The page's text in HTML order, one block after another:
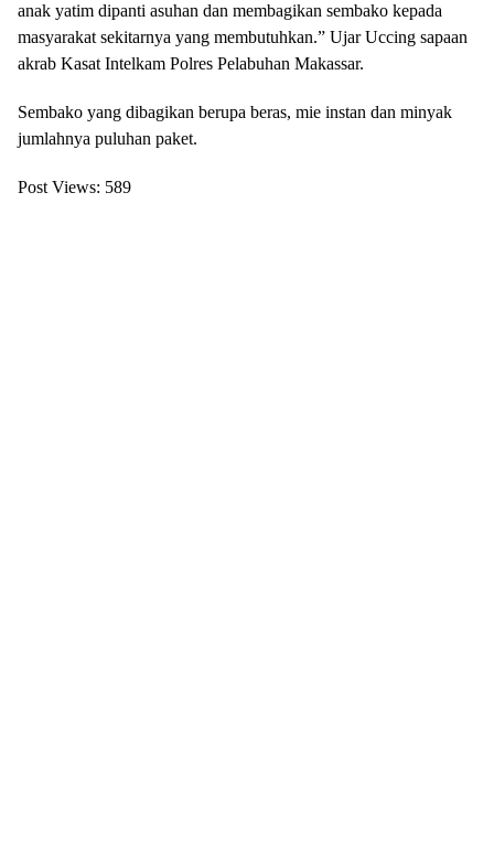
anak yatim dipanti asuhan dan membagikan sembako kepada
masyarakat sekitarnya yang membutuhkan.” Ujar Uccing sapaan
akrab Kasat Intelkam Polres Pelabuhan Makassar.
Sembako yang dibagikan berupa beras, mie instan dan minyak
jumlahnya puluhan paket.
Post Views: 589